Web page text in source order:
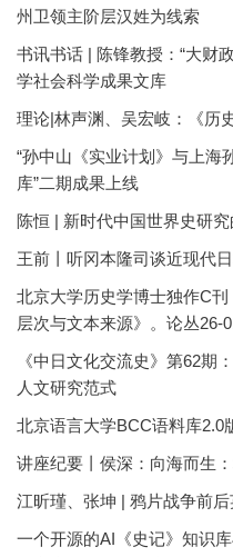
州卫领主阶层汉姓为线索
书讯书话 | 陈锋教授：“大财
学社会科学成果文库
理论|林声渊、吴宏岐：《历
“孙中山《实业计划》与上海
库”二期成果上线
陈恒 | 新时代中国世界史研
王前丨听冈本隆司谈近现代
北京大学历史学博士独作C
层次与文本来源》。论丛26-
《中日文化交流史》第62期
人文研究范式
北京语言大学BCC语料库2.0
讲座纪要丨侯深：向海而生
江昕瑾、张坤 | 鸦片战争前
一个开源的AI《史记》知识